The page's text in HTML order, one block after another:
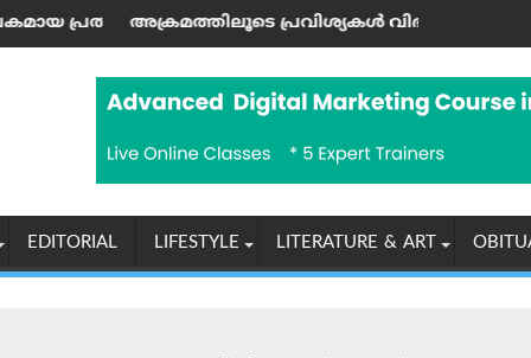
ആരംഭിക്കാനൊരുങ്ങി സിജെപി സ്ഥാപകന്‍
പ്രവിശ്യകൾ വിഭജിക്കാൻ ആരെയും ഹോർമുസ്
EDITORIAL LIFESTYLE LITERATURE & ART